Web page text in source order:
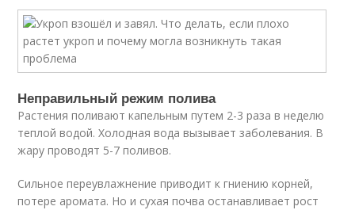
Неправильный режим полива
Растения поливают капельным путем 2-3 раза в неделю
теплой водой. Холодная вода вызывает заболевания. В
жару проводят 5-7 поливов.
Сильное переувлажнение приводит к гниению корней,
потере аромата. Но и сухая почва останавливает рост